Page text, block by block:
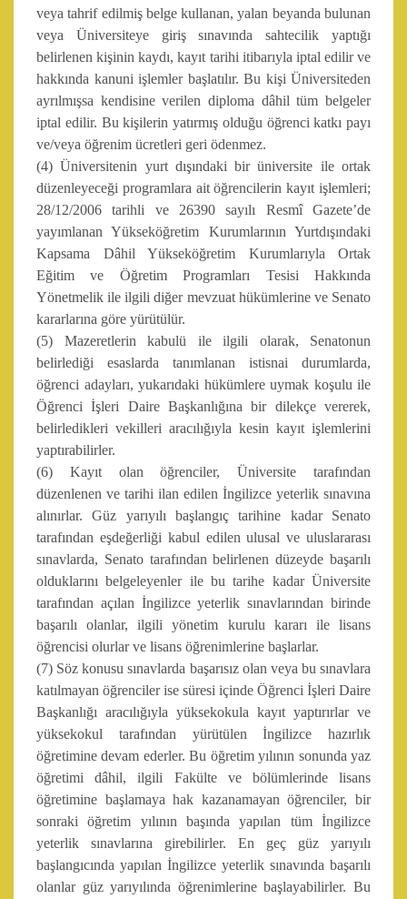
veya tahrif edilmiş belge kullanan, yalan beyanda bulunan
veya Üniversiteye giriş sınavında sahtecilik yaptığı
belirlenen kişinin kaydı, kayıt tarihi itibarıyla iptal edilir ve
hakkında kanuni işlemler başlatılır. Bu kişi Üniversiteden
ayrılmışsa kendisine verilen diploma dâhil tüm belgeler
iptal edilir. Bu kişilerin yatırmış olduğu öğrenci katkı payı
ve/veya öğrenim ücretleri geri ödenmez.
(4) Üniversitenin yurt dışındaki bir üniversite ile ortak
düzenleyeceği programlara ait öğrencilerin kayıt işlemleri;
28/12/2006 tarihli ve 26390 sayılı Resmî Gazete’de
yayımlanan Yükseköğretim Kurumlarının Yurtdışındaki
Kapsama Dâhil Yükseköğretim Kurumlarıyla Ortak
Eğitim ve Öğretim Programları Tesisi Hakkında
Yönetmelik ile ilgili diğer mevzuat hükümlerine ve Senato
kararlarına göre yürütülür.
(5) Mazeretlerin kabulü ile ilgili olarak, Senatonun
belirlediği esaslarda tanımlanan istisnai durumlarda,
öğrenci adayları, yukarıdaki hükümlere uymak koşulu ile
Öğrenci İşleri Daire Başkanlığına bir dilekçe vererek,
belirledikleri vekilleri aracılığıyla kesin kayıt işlemlerini
yaptırabilirler.
(6) Kayıt olan öğrenciler, Üniversite tarafından
düzenlenen ve tarihi ilan edilen İngilizce yeterlik sınavına
alınırlar. Güz yarıyılı başlangıç tarihine kadar Senato
tarafından eşdeğerliği kabul edilen ulusal ve uluslararası
sınavlarda, Senato tarafından belirlenen düzeyde başarılı
olduklarını belgeleyenler ile bu tarihe kadar Üniversite
tarafından açılan İngilizce yeterlik sınavlarından birinde
başarılı olanlar, ilgili yönetim kurulu kararı ile lisans
öğrencisi olurlar ve lisans öğrenimlerine başlarlar.
(7) Söz konusu sınavlarda başarısız olan veya bu sınavlara
katılmayan öğrenciler ise süresi içinde Öğrenci İşleri Daire
Başkanlığı aracılığıyla yüksekokula kayıt yaptırırlar ve
yüksekokul tarafından yürütülen İngilizce hazırlık
öğretimine devam ederler. Bu öğretim yılının sonunda yaz
öğretimi dâhil, ilgili Fakülte ve bölümlerinde lisans
öğretimine başlamaya hak kazanamayan öğrenciler, bir
sonraki öğretim yılının başında yapılan tüm İngilizce
yeterlik sınavlarına girebilirler. En geç güz yarıyılı
başlangıcında yapılan İngilizce yeterlik sınavında başarılı
olanlar güz yarıyılında öğrenimlerine başlayabilirler. Bu